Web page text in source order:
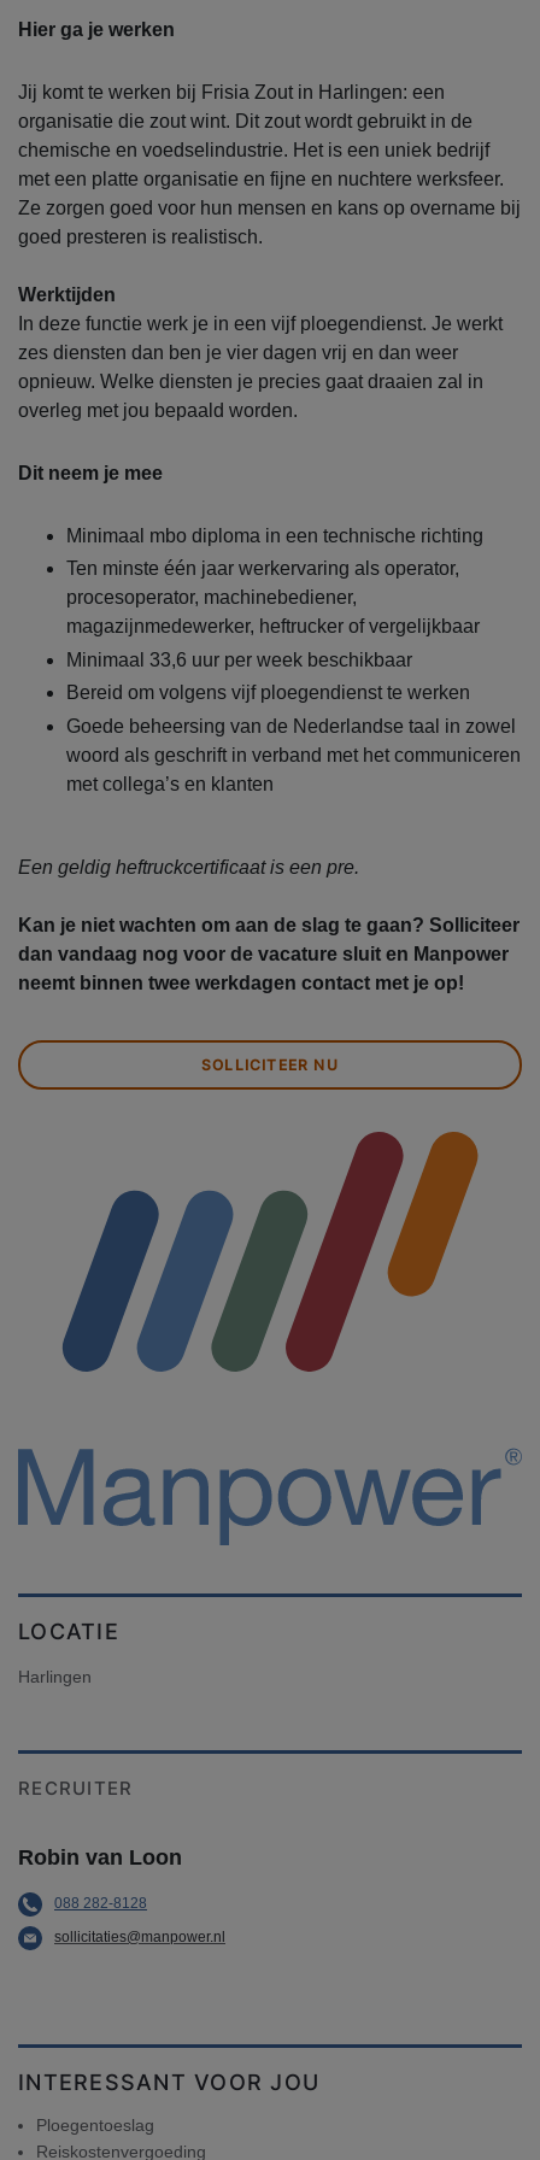
Hier ga je werken
Jij komt te werken bij Frisia Zout in Harlingen: een
organisatie die zout wint. Dit zout wordt gebruikt in de
chemische en voedselindustrie. Het is een uniek bedrijf
met een platte organisatie en fijne en nuchtere werksfeer.
Ze zorgen goed voor hun mensen en kans op overname bij
goed presteren is realistisch.
Werktijden
In deze functie werk je in een vijf ploegendienst. Je werkt
zes diensten dan ben je vier dagen vrij en dan weer
opnieuw. Welke diensten je precies gaat draaien zal in
overleg met jou bepaald worden.
Dit neem je mee
Minimaal mbo diploma in een technische richting
Ten minste één jaar werkervaring als operator,
procesoperator, machinebediener,
magazijnmedewerker, heftrucker of vergelijkbaar
Minimaal 33,6 uur per week beschikbaar
Bereid om volgens vijf ploegendienst te werken
Goede beheersing van de Nederlandse taal in zowel
woord als geschrift in verband met het communiceren
met collega’s en klanten
Een geldig heftruckcertificaat is een pre.
Kan je niet wachten om aan de slag te gaan? Solliciteer
dan vandaag nog voor de vacature sluit en Manpower
neemt binnen twee werkdagen contact met je op!
SOLLICITEER NU
LOCATIE
Harlingen
RECRUITER
Robin van Loon
088 282-8128
sollicitaties@manpower.nl
INTERESSANT VOOR JOU
Ploegentoeslag
Reiskostenvergoeding